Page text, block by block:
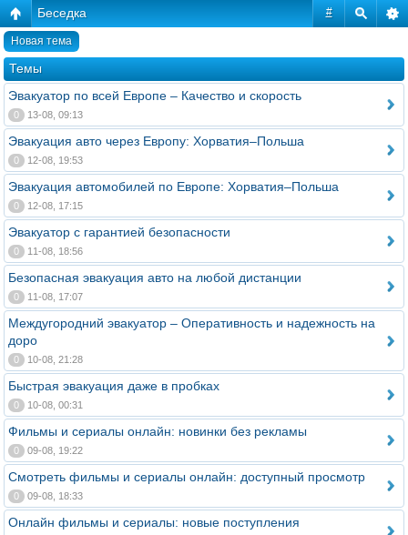
#
Беседка
Новая тема
Темы
Эвакуатор по всей Европе – Качество и скорость
0 13-08, 09:13
Эвакуация авто через Европу: Хорватия–Польша
0 12-08, 19:53
Эвакуация автомобилей по Европе: Хорватия–Польша
0 12-08, 17:15
Эвакуатор с гарантией безопасности
0 11-08, 18:56
Безопасная эвакуация авто на любой дистанции
0 11-08, 17:07
Междугородний эвакуатор – Оперативность и надежность на
доро
0 10-08, 21:28
Быстрая эвакуация даже в пробках
0 10-08, 00:31
Фильмы и сериалы онлайн: новинки без рекламы
0 09-08, 19:22
Смотреть фильмы и сериалы онлайн: доступный просмотр
0 09-08, 18:33
Онлайн фильмы и сериалы: новые поступления